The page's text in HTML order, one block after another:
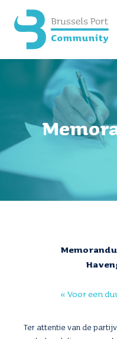
naar
inhoud
« Voor een
Ter attentie van de